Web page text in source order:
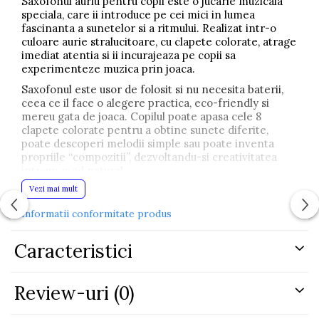
speciala, care ii introduce pe cei mici in lumea
fascinanta a sunetelor si a ritmului. Realizat intr-o
culoare aurie stralucitoare, cu clapete colorate, atrage
imediat atentia si ii incurajeaza pe copii sa
experimenteze muzica prin joaca.
Saxofonul este usor de folosit si nu necesita baterii,
ceea ce il face o alegere practica, eco-friendly si
mereu gata de joaca. Copilul poate apasa cele 8
clapete colorate pentru a obtine sunete diferite,
poate descoperi melodii simple sau poate inventa
propriile “compozitii”, dezvoltandu-si creativitatea
Joaca cu acest instrument ajuta la dezvoltarea auzului
muzical, a simtului ritmic si a coordonarii mana-ochi.
In acelasi timp, imbunatateste indemanarea si
clapetele si sa controleze sunetul.
chiar de la o varsta frageda.
Vezi mai mult
Informatii conformitate produs
Caracteristici
Review-uri (0)